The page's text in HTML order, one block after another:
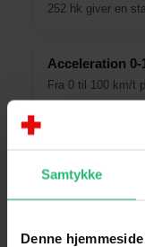
Samtykke
Denne
252 hk giver en
Acceleration 0-
Fra 0 til 100 km/t
sprinklersystem.
20”